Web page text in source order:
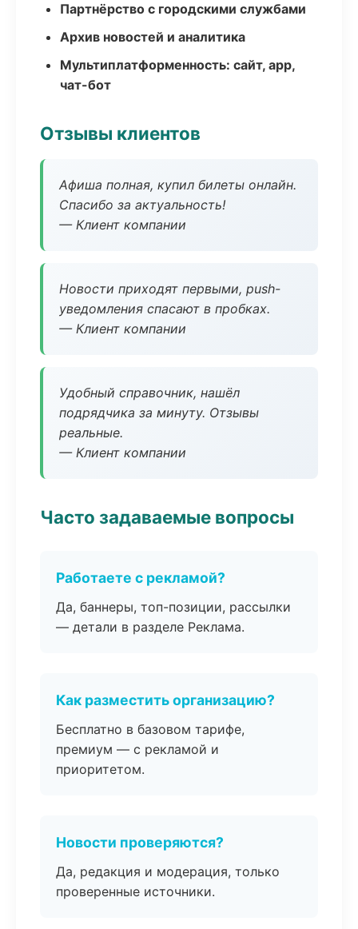
Партнёрство с городскими службами
Архив новостей и аналитика
Мультиплатформенность: сайт, app,
чат-бот
Отзывы клиентов
Афиша полная, купил билеты онлайн.
Спасибо за актуальность!
— Клиент компании
Новости приходят первыми, push-
уведомления спасают в пробках.
— Клиент компании
Удобный справочник, нашёл
подрядчика за минуту. Отзывы
реальные.
— Клиент компании
Часто задаваемые вопросы
Работаете с рекламой?
Да, баннеры, топ-позиции, рассылки
— детали в разделе Реклама.
Как разместить организацию?
Бесплатно в базовом тарифе,
премиум — с рекламой и
приоритетом.
Новости проверяются?
Да, редакция и модерация, только
проверенные источники.